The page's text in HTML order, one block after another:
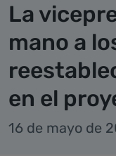
La
mano a
en el
16 de mayo de